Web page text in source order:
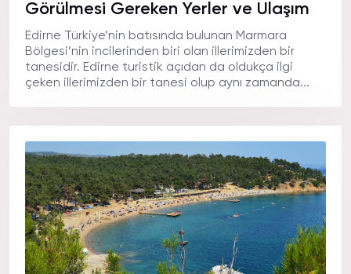
Görülmesi Gereken Yerler ve Ulaşım
Edirne Türkiye’nin batısında bulunan Marmara
Bölgesi’nin incilerinden biri olan illerimizden bir
tanesidir. Edirne turistik açıdan da oldukça ilgi
çeken illerimizden bir tanesi olup aynı zamanda...